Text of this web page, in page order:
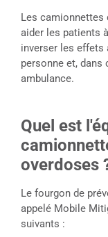
Les camionnettes
aider les patients
inverser les effets
personne et, dans
ambulance.
Quel est
overdoses
Le fourgon de
appelé Mobile
suivants :